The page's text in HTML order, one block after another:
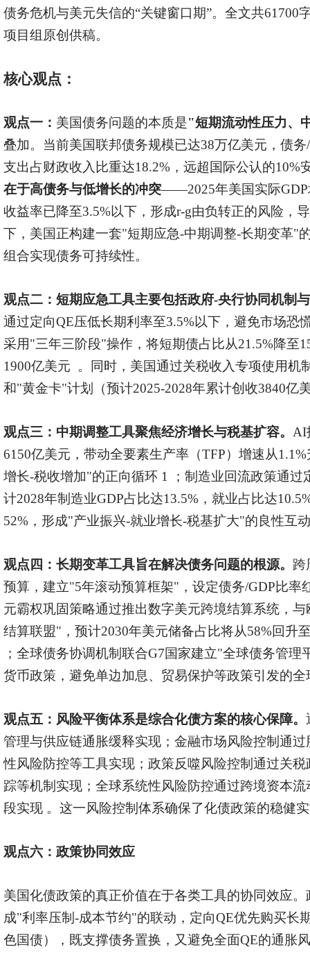
债务危机与美元失信的“关键窗口期”。全文共61700
项目组原创供稿。
核心观点：
观点一： 美国债务问题的本质是"短期流动性压力、
叠加。当前美国联邦债务规模已达38万亿美元，债
支出占财政收入比重达18.2%，远超国际公认的10%
在于高债务与低增长的冲突——2025年美国实际GDP
收益率已降至3.5%以下，形成r-g由负转正的风险，
下，美国正构建一套"短期应急-中期调整-长期变革"
组合实现债务可持续性。
观点二： 短期应急工具主要包括政府-央行协同机制
通过定向QE压低长期利率至3.5%以下，避免市场恐
采用"三年三阶段"操作，将短期债占比从21.5%降至
1900亿美元 。同时，美国通过关税收入专项使用机
和"黄金卡"计划（预计2025-2028年累计创收3840亿
观点三： 中期调整工具聚焦经济增长与税基扩容。 AI
6150亿美元，带动全要素生产率（TFP）增速从
增长-税收增加"的正向循环 1 ；制造业回流政策通过
计2028年制造业GDP占比达13.5%，就业占比达
52%，形成"产业振兴-就业增长-税基扩大"的良性互
观点四： 长期变革工具旨在解决债务问题的根源。 跨
预算，建立"5年滚动预算框架"，设定债务/GDP比率
元霸权巩固策略通过推出数字美元跨境结算系统，
结算联盟"，预计2030年美元储备占比将从58%回升
；全球债务协调机制联合G7国家建立"全球债务管
货币政策，避免单边加息、贸易保护等政策引发的
观点五： 风险平衡体系是综合化债方案的核心保障。
管理与供应链通胀缓释实现；金融市场风险控制通
性风险防控等工具实现；政策反噬风险控制通过关
踪等机制实现；全球系统性风险防控通过跨境资本
段实现 。这一风险控制体系确保了化债政策的稳健
观点六： 政策协同效应
美国化债政策的真正价值在于各类工具的协同效应
成"利率压制-成本节约"的联动，定向QE优先购买长
色国债），既支撑债务置换，又避免全面QE的通胀